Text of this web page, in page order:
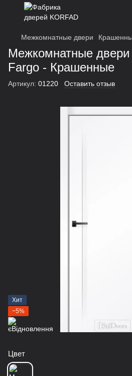
Межкомнатные двери
Межкомнатные двери
Fargo - Крашенные
Артикул: 01220 Оставить отзыв
Хит
−5%
Цвет